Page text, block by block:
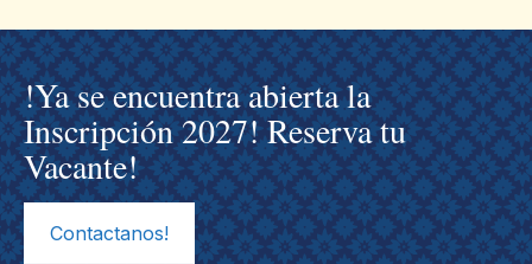
!Ya se encuentra abierta la
Inscripción 2027! Reserva tu
Vacante!
Contactanos!